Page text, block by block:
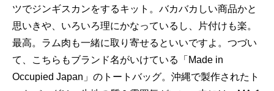
ツでジンギスカンをするキット。バカバカしい商品かと
思いきや、いろいろ理にかなっているし、片付けも楽。
最高。ラム肉も一緒に取り寄せるといいですよ。つづい
て、こちらもブランド名がいけている「Made in
Occupied Japan」のトートバッグ。沖縄で製作されたト